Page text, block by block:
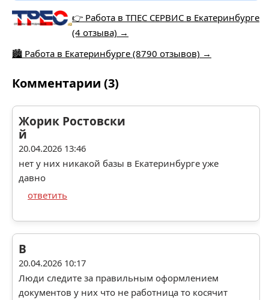
👉 Работа в ТПЕС СЕРВИС в Екатеринбурге
(4 отзыва) →
🏙️ Работа в Екатеринбурге (8790 отзывов) →
Комментарии (3)
Жорик Ростовски
й
20.04.2026 13:46
нет у них никакой базы в Екатеринбурге уже
давно
ответить
В
20.04.2026 10:17
Люди следите за правильным оформлением
документов у них что не работница то косячит